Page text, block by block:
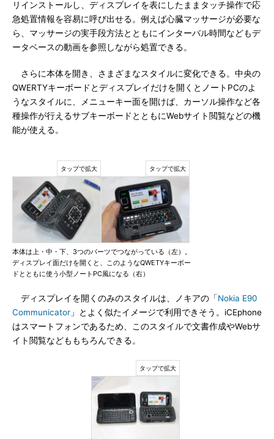
リインストールし、ディスプレイを表にしたままタッチ操作で応
急処置情報を容易に呼び出せる。例えば心臓マッサージが必要な
ら、マッサージの実手段方法とともにインターバル時間などもデ
ータベースの動画を参照しながら処置できる。
さらに本体を開き、さまざまなスタイルに変化できる。中央の
QWERTYキーボードとディスプレイだけを開くとノートPCのよ
うなスタイルに、メニューキー面を開けば、カーソル操作など各
種操作が行えるサブキーボードとともにWebサイト閲覧などの機
能が使える。
本体は上・中・下、3つのパーツでつながっている（左）。
ディスプレイ面だけを開くと、このようなQWETYキーボー
ドとともに使う小型ノートPC風になる（右）
ディスプレイを開くのみのスタイルは、ノキアの「Nokia E90
Communicator 」とよく似たイメージで利用できそう。iCEphone
はスマートフォンであるため、このスタイルで文書作成やWebサ
イト閲覧などももちろんできる。